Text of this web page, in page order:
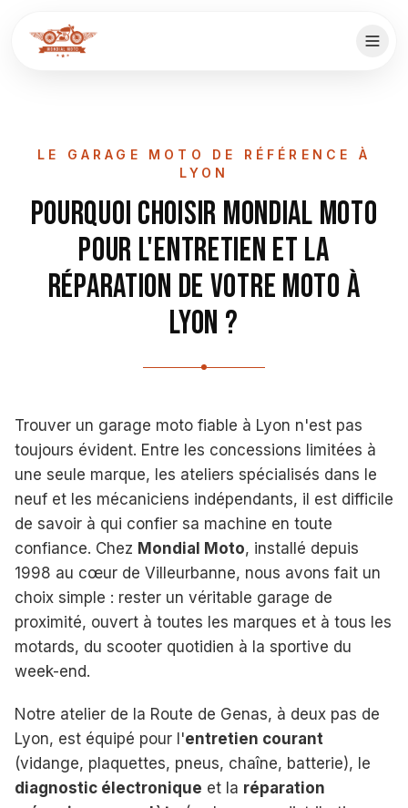
LE GARAGE MOTO DE RÉFÉRENCE À
LYON
Pourquoi choisir Mondial Moto
pour l'entretien et la
réparation de votre moto à
Lyon ?
Trouver un garage moto fiable à Lyon n'est pas
toujours évident. Entre les concessions limitées à
une seule marque, les ateliers spécialisés dans le
neuf et les mécaniciens indépendants, il est difficile
de savoir à qui confier sa machine en toute
confiance. Chez Mondial Moto, installé depuis
1998 au cœur de Villeurbanne, nous avons fait un
choix simple : rester un véritable garage de
proximité, ouvert à toutes les marques et à tous les
motards, du scooter quotidien à la sportive du
week-end.
Notre atelier de la Route de Genas, à deux pas de
Lyon, est équipé pour l'entretien courant
(vidange, plaquettes, pneus, chaîne, batterie), le
diagnostic électronique et la réparation